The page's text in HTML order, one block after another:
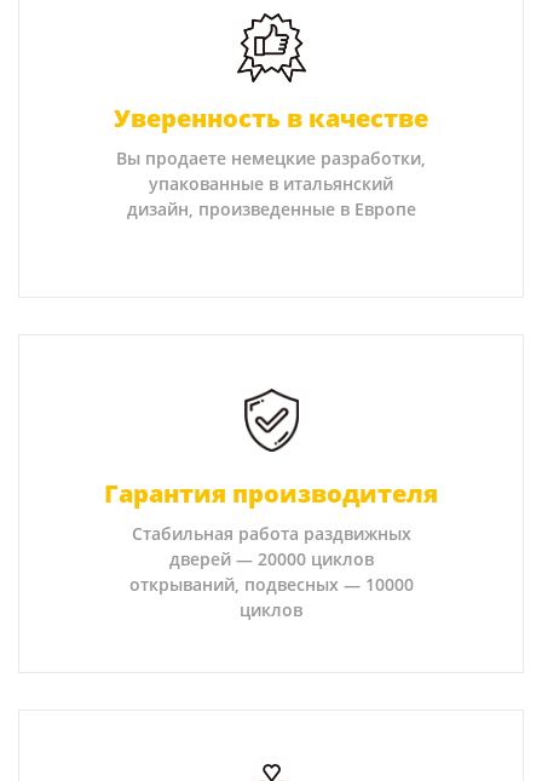
Уверенность в качестве
Вы продаете немецкие разработки,
упакованные в итальянский
дизайн, произведенные в Европе
Гарантия производителя
Стабильная работа раздвижных
дверей — 20000 циклов
открываний, подвесных — 10000
циклов